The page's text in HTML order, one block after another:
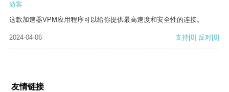
游客
这款加速器VPM应用程序可以给你提供最高速度和安全性的连接。
2024-04-06 支持[0] 反对[0]
友情链接